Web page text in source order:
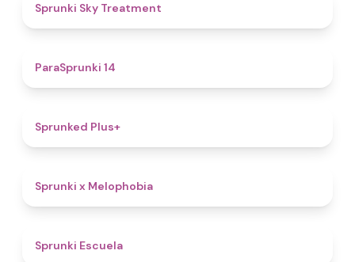
Sprunki Sky Treatment
ParaSprunki 14
Sprunked Plus+
Sprunki x Melophobia
Sprunki Escuela